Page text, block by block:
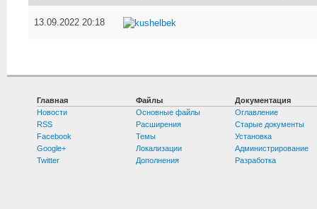
13.09.2022 20:18 kushelbek
Главная
Новости
RSS
Facebook
Google+
Twitter
Файлы
Основные файлы
Расширения
Темы
Локализации
Дополнения
Документация
Оглавление
Старые документы
Установка
Администрирование
Разработка